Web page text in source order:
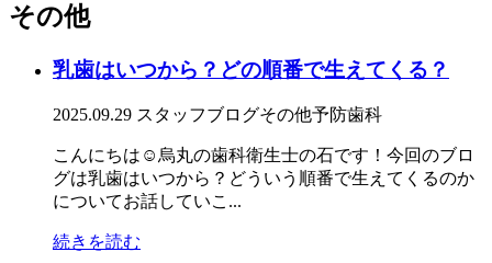
その他
乳歯はいつから？どの順番で生えてくる？
2025.09.29 スタッフブログその他予防歯科
こんにちは☺️烏丸の歯科衛生士の石です！今回のブロ
グは乳歯はいつから？どういう順番で生えてくるのか
についてお話していこ...
続きを読む